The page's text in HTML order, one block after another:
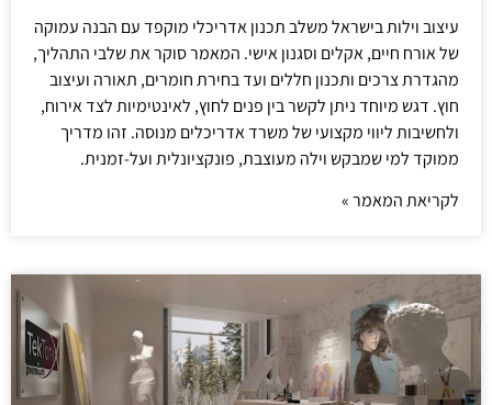
עיצוב וילות בישראל משלב תכנון אדריכלי מוקפד עם הבנה עמוקה
של אורח חיים, אקלים וסגנון אישי. המאמר סוקר את שלבי התהליך,
מהגדרת צרכים ותכנון חללים ועד בחירת חומרים, תאורה ועיצוב
חוץ. דגש מיוחד ניתן לקשר בין פנים לחוץ, לאינטימיות לצד אירוח,
ולחשיבות ליווי מקצועי של משרד אדריכלים מנוסה. זהו מדריך
ממוקד למי שמבקש וילה מעוצבת, פונקציונלית ועל-זמנית.
לקריאת המאמר »